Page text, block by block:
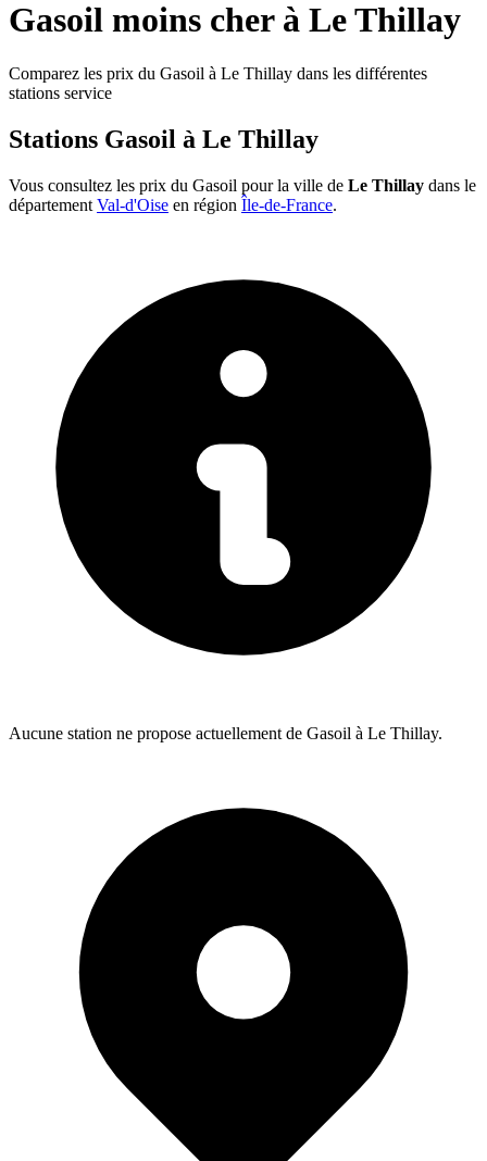
Gasoil moins cher à Le Thillay
Comparez les prix du Gasoil à Le Thillay dans les différentes
stations service
Stations Gasoil à Le Thillay
Vous consultez les prix du Gasoil pour la ville de Le Thillay dans le
département Val-d'Oise en région Île-de-France.
Aucune station ne propose actuellement de Gasoil à Le Thillay.